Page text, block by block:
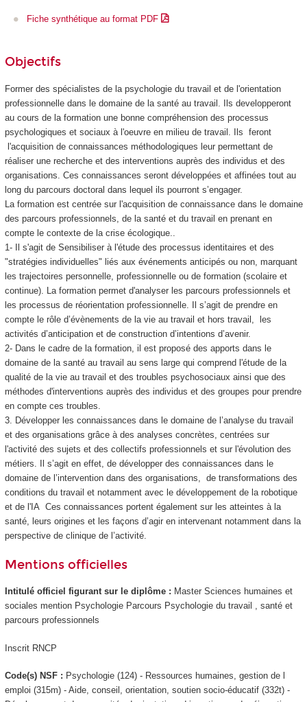
Fiche synthétique au format PDF
Objectifs
Former des spécialistes de la psychologie du travail et de l'orientation
professionnelle dans le domaine de la santé au travail. Ils developperont
au cours de la formation une bonne compréhension des processus
psychologiques et sociaux à l'oeuvre en milieu de travail. Ils feront
l'acquisition de connaissances méthodologiques leur permettant de
réaliser une recherche et des interventions auprès des individus et des
organisations. Ces connaissances seront développées et affinées tout au
long du parcours doctoral dans lequel ils pourront s’engager.
La formation est centrée sur l'acquisition de connaissance dans le domaine
des parcours professionnels, de la santé et du travail en prenant en
compte le contexte de la crise écologique..
1- Il s'agit de Sensibiliser à l'étude des processus identitaires et des
"stratégies individuelles" liés aux événements anticipés ou non, marquant
les trajectoires personnelle, professionnelle ou de formation (scolaire et
continue). La formation permet d'analyser les parcours professionnels et
les processus de réorientation professionnelle. Il s’agit de prendre en
compte le rôle d’évènements de la vie au travail et hors travail, les
activités d’anticipation et de construction d’intentions d’avenir.
2- Dans le cadre de la formation, il est proposé des apports dans le
domaine de la santé au travail au sens large qui comprend l'étude de la
qualité de la vie au travail et des troubles psychosociaux ainsi que des
méthodes d'interventions auprès des individus et des groupes pour prendre
en compte ces troubles.
3. Développer les connaissances dans le domaine de l’analyse du travail
et des organisations grâce à des analyses concrètes, centrées sur
l'activité des sujets et des collectifs professionnels et sur l'évolution des
métiers. Il s’agit en effet, de développer des connaissances dans le
domaine de l’intervention dans des organisations, de transformations des
conditions du travail et notamment avec le développement de la robotique
et de l'IA Ces connaissances portent également sur les atteintes à la
santé, leurs origines et les façons d’agir en intervenant notamment dans la
perspective de clinique de l’activité.
Mentions officielles
Intitulé officiel figurant sur le diplôme : Master Sciences humaines et
sociales mention Psychologie Parcours Psychologie du travail , santé et
parcours professionnels
Inscrit RNCP
Code(s) NSF : Psychologie (124) - Ressources humaines, gestion de l
emploi (315m) - Aide, conseil, orientation, soutien socio-éducatif (332t) -